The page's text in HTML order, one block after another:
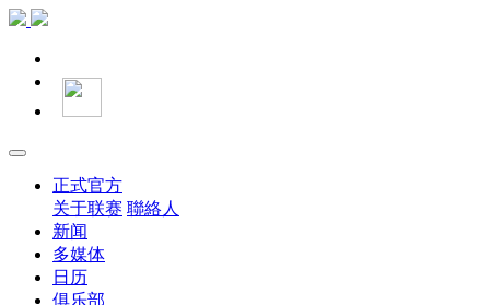
正式官方
关于联赛 聯絡人
新闻
多媒体
日历
俱乐部